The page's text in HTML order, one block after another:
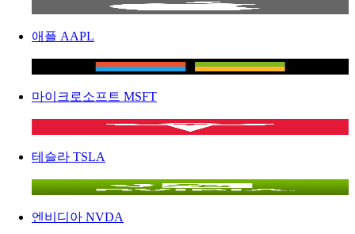
애플 AAPL
마이크로소프트 MSFT
테슬라 TSLA
엔비디아 NVDA